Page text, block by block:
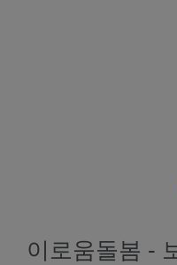
이로움돌봄 -